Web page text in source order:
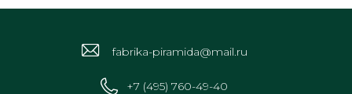
fabrika-piramida@mail.ru
+7 (495) 760-49-40